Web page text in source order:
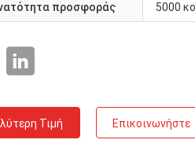
προσφοράς 5000
Τιμή Επικοινωνήστε